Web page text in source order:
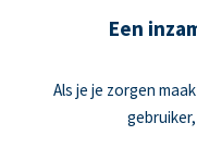
Een
Als je je zorgen